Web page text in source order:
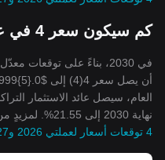
كم سيكون سعر 4 في عام 2030؟
نهاية 2030 إلى 21.55%. لمزيدٍ من التفاصيل، يُرجى الاطلاع على
4 توقعات أسعار لعملتي 2026 و2027، لعام 2030-2050